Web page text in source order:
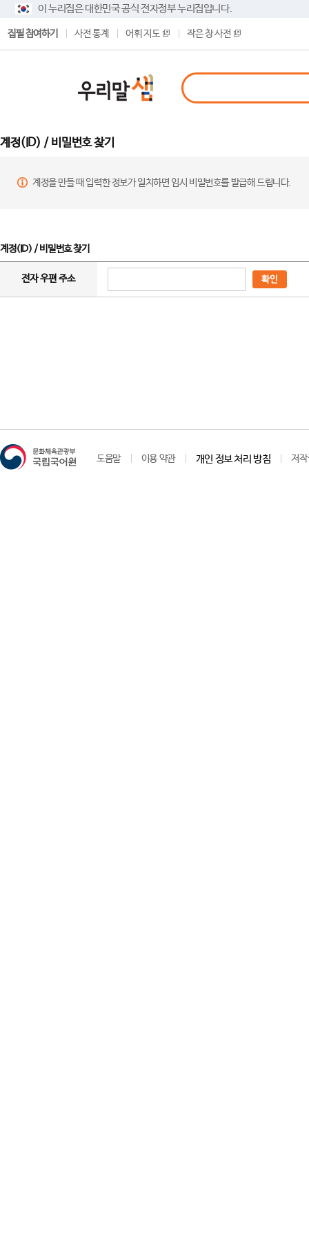
이 누리집은 대한민국 공식 전자정부 누리집입니다.
집필 참여하기 사전 통계 어휘 지도 작은 창 사전
계정(ID) / 비밀번호 찾기
계정을 만들 때 입력한 정보가 일치하면 임시 비밀번호를 발급해 드립니다.
계정(ID) / 비밀번호 찾기
전자 우편 주소 확인
도움말 이용 약관 개인 정보 처리 방침 저